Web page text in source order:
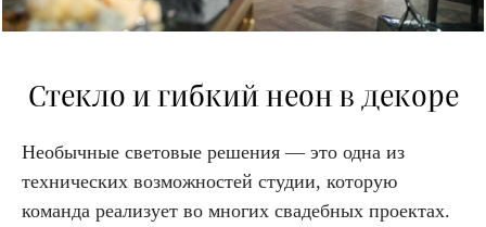
Стекло и гибкий неон в декоре
Необычные световые решения — это одна из
технических возможностей студии, которую
команда реализует во многих свадебных проектах.